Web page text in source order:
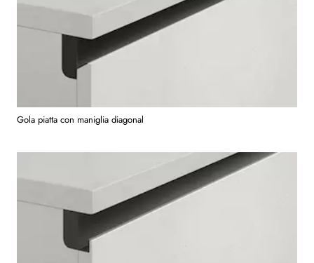
Gola piatta con maniglia diagonal